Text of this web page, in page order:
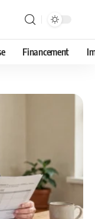
Financement